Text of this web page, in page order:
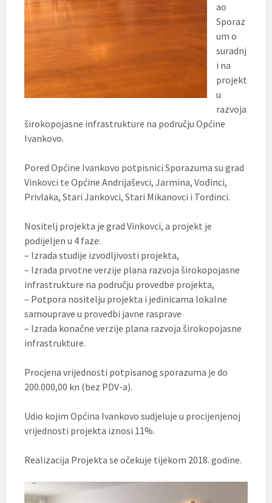
ao
Sporaz
um o
suradnj
i na
projekt
u
razvoja
širokopojasne infrastrukture na području Općine
Ivankovo.
Pored Općine Ivankovo potpisnici Sporazuma su grad
Vinkovci te Općine Andrijaševci, Jarmina, Vođinci,
Privlaka, Stari Jankovci, Stari Mikanovci i Tordinci.
Nositelj projekta je grad Vinkovci, a projekt je
podijeljen u 4 faze:
– Izrada studije izvodljivosti projekta,
– Izrada prvotne verzije plana razvoja širokopojasne
infrastrukture na području provedbe projekta,
– Potpora nositelju projekta i jedinicama lokalne
samouprave u provedbi javne rasprave
– Izrada konačne verzije plana razvoja širokopojasne
infrastrukture.
Procjena vrijednosti potpisanog sporazuma je do
200.000,00 kn (bez PDV-a).
Udio kojim Općina Ivankovo sudjeluje u procijenjenoj
vrijednosti projekta iznosi 11%.
Realizacija Projekta se očekuje tijekom 2018. godine.